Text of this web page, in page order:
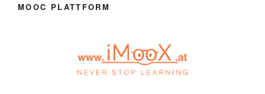
MOOC PLATTFORM